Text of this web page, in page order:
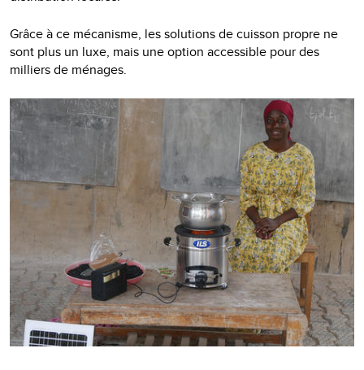
Grâce à ce mécanisme, les solutions de cuisson propre ne
sont plus un luxe, mais une option accessible pour des
milliers de ménages.